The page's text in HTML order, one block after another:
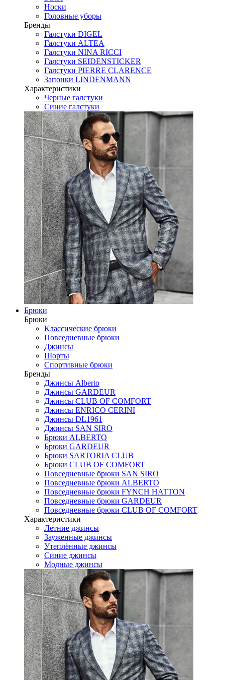
Носки
Головные уборы
Бренды
Галстуки DIGEL
Галстуки ALTEA
Галстуки NINA RICCI
Галстуки SEIDENSTICKER
Галстуки PIERRE CLARENCE
Запонки LINDENMANN
Характеристики
Черные галстуки
Синие галстуки
Брюки
Брюки
Классические брюки
Повседневные брюки
Джинсы
Шорты
Спортивные брюки
Бренды
Джинсы Alberto
Джинсы GARDEUR
Джинсы CLUB OF COMFORT
Джинсы ENRICO CERINI
Джинсы DL1961
Джинсы SAN SIRO
Брюки ALBERTO
Брюки GARDEUR
Брюки SARTORIA CLUB
Брюки CLUB OF COMFORT
Повседневные брюки SAN SIRO
Повседневные брюки ALBERTO
Повседневные брюки FYNCH HATTON
Повседневные брюки GARDEUR
Повседневные брюки CLUB OF COMFORT
Характеристики
Летние джинсы
Зауженные джинсы
Утеплённые джинсы
Синие джинсы
Модные джинсы